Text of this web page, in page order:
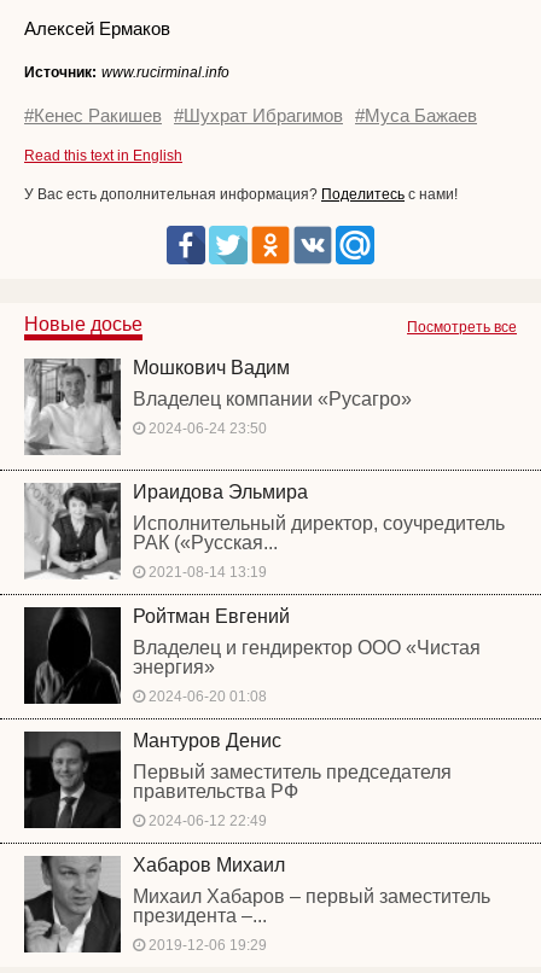
Алексей Ермаков
Источник: www.rucirminal.info
#Кенес Ракишев #Шухрат Ибрагимов #Муса Бажаев
Read this text in English
У Вас есть дополнительная информация? Поделитесь с нами!
Посмотреть все
Новые досье
Мошкович Вадим
Владелец компании «Русагро»
2024-06-24 23:50
Ираидова Эльмира
Исполнительный директор, соучредитель
РАК («Русская...
2021-08-14 13:19
Ройтман Евгений
Владелец и гендиректор ООО «Чистая
энергия»
2024-06-20 01:08
Мантуров Денис
Первый заместитель председателя
правительства РФ
2024-06-12 22:49
Хабаров Михаил
Михаил Хабаров – первый заместитель
президента –...
2019-12-06 19:29